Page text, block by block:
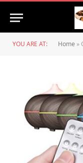
YOU ARE AT: Home »